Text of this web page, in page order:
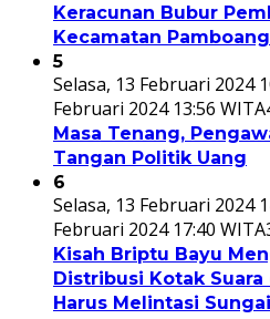
Keracunan Bubur
Kecamatan Pamboang
5
Selasa, 13 Februari 2024
Februari 2024 13:56 WITA
Masa Tenang,
Tangan Politik Uang
6
Selasa, 13 Februari 2024
Februari 2024 17:40 WITA
Kisah Briptu Bayu
Distribusi Kotak
Harus Melintasi